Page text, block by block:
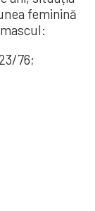
feminină
76;